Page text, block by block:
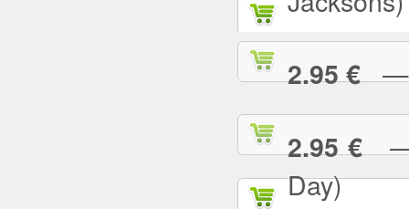
2.95 €—
2.95 €—
Day)